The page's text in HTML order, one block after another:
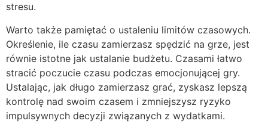
stresu.
Warto także pamiętać o ustaleniu limitów czasowych.
Określenie, ile czasu zamierzasz spędzić na grze, jest
równie istotne jak ustalanie budżetu. Czasami łatwo
stracić poczucie czasu podczas emocjonującej gry.
Ustalając, jak długo zamierzasz grać, zyskasz lepszą
kontrolę nad swoim czasem i zmniejszysz ryzyko
impulsywnych decyzji związanych z wydatkami.